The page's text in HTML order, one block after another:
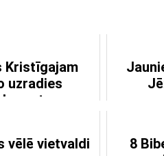
Kristīgajam
uzradies
vēlē vietvaldi
8